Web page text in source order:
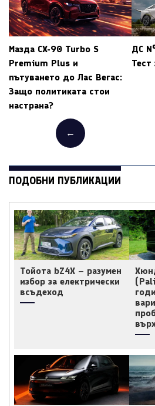
Мазда CX-90 Turbo S
Premium Plus и
пътуването до Лас Вегас:
Защо политиката стои
настрана?
←
ДС
Тест
ПОДОБНИ ПУБЛИКАЦИИ
Тойота bZ4X – разумен
избор за електрически
всъдеход